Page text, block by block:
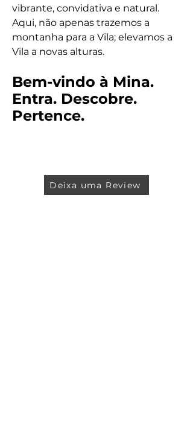
vibrante, convidativa e natural.
Aqui, não apenas trazemos a
montanha para a Vila; elevamos a
Vila a novas alturas.
Bem-vindo à Mina.
Entra. Descobre.
Pertence.
Deixa uma Review